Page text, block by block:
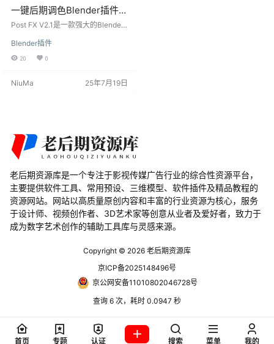
一键后期调色Blender插件-
Post FX V2.1 Next Level
Post FX V2.1是一款强大的Blender
多个新核心功能，使后期调色变得
更加简单和高效。无论是初学者还
能 新增核心功能： Post FX V2.1为B
行多层次…
Blender插件
20 0
NiuMa 25年7月19日
老后期资源库是一个专注于影视传媒广告行业的综合性资源平台，
主要提供软件工具、常用预设、三维模型、软件插件及精品教程的
资源网站。网站以高质量原创内容和丰富的行业资源为核心，服务
于设计师、视频创作者、3D艺术家等创意从业者及爱好者，致力于
成为数字艺术创作的辅助工具库与灵感来源。
Copyright © 2026 老后期资源库
京ICP备2025148496号
京公网安备11010802046728号
查询 6 次，耗时 0.0947 秒
首页 专题 认证 搜索 菜单 我的